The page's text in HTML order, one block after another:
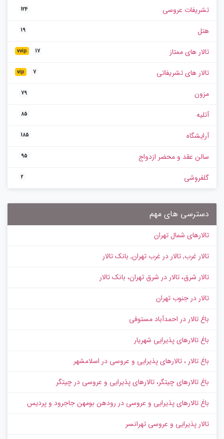
تشریفات عروسی 124
هتل 19
تالار های ممتاز vvip 17
تالار های تشریفاتی vip 7
مزون 79
آتلیه 85
آرایشگاه 185
سالن عقد و محضر ازدواج 95
گلفروشی 2
دسترسی های مهم
تالارهای شمال تهران
تالار غرب, تالار در غرب تهران, بانک تالار
تالار شرق، تالار در شرق تهران، بانک تالار
تالار در جنوب تهران
باغ تالار در احمدآباد مستوفی
باغ تالارهای پذیرایی شهریار
باغ تالار ، تالارهای پذیرایی و عروسی در اسلامشهر
باغ تالارهای چیتگر، تالارهای پذیرایی و عروسی در چیتگر
باغ تالارهای پذیرایی و عروسی در رودهن بومهن جاجرود و پردیس
تالار پذیرایی و عروسی تهرانسر